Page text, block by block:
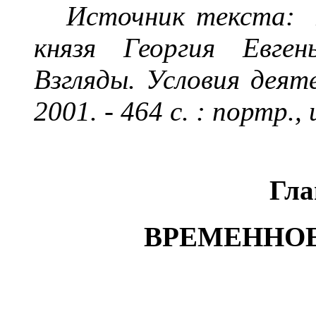
Источник текста:
князяГеоргия
Взгляды. Условия
2001. - 464 с. : портр.,